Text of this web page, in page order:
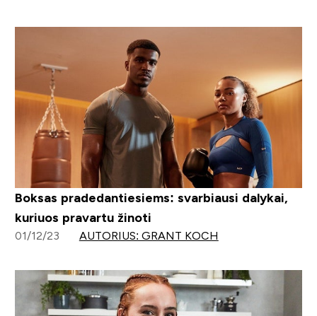
Boksas pradedantiesiems: svarbiausi dalykai,
kuriuos pravartu žinoti
01/12/23 AUTORIUS: GRANT KOCH